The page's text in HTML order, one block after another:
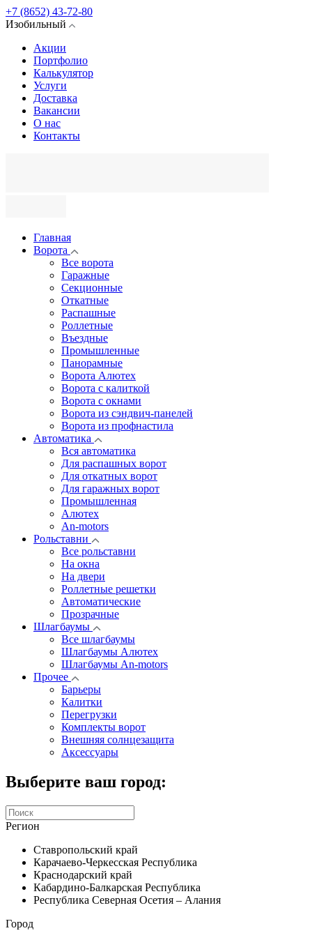
+7 (8652) 43-72-80
Изобильный
Акции
Портфолио
Калькулятор
Услуги
Доставка
Вакансии
О нас
Контакты
Главная
Ворота
Все ворота
Гаражные
Секционные
Откатные
Распашные
Роллетные
Въездные
Промышленные
Панорамные
Ворота Алютех
Ворота с калиткой
Ворота c окнами
Ворота из сэндвич-панелей
Ворота из профнастила
Автоматика
Вся автоматика
Для распашных ворот
Для откатных ворот
Для гаражных ворот
Промышленная
Алютех
An-motors
Рольставни
Все рольставни
На окна
На двери
Роллетные решетки
Автоматические
Прозрачные
Шлагбаумы
Все шлагбаумы
Шлагбаумы Алютех
Шлагбаумы An-motors
Прочее
Барьеры
Калитки
Перегрузки
Комплекты ворот
Внешняя солнцезащита
Аксессуары
Выберите ваш город:
Регион
Ставропольский край
Карачаево-Черкесская Республика
Краснодарский край
Кабардино-Балкарская Республика
Республика Северная Осетия – Алания
Город